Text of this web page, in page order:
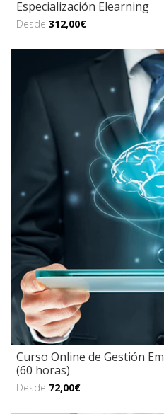
Especialización Elearning
Desde 312,00€
Curso Online de Gestión
(60 horas)
Desde 72,00€